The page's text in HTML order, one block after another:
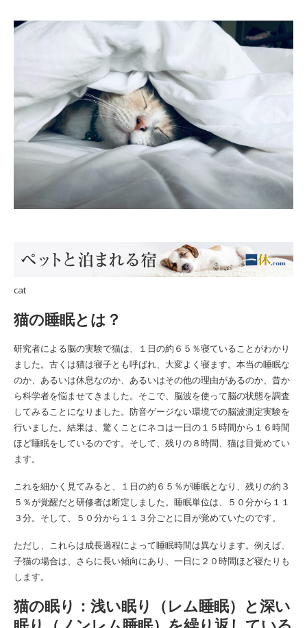
cat
猫の睡眠とは？
研究者による脳の実験で猫は、１日の約６５％寝ていることがわかり
ました。古くは猫は寝子とも呼ばれ、大変よく寝ます。本当の睡眠な
のか、あるいは休息なのか、あるいはその他の理由があるのか、昔か
ら科学者を悩ませてきました。そこで、脳波を使って脳の状態を調査
してみることになりました。防音ゲージない環境での脳波測定実験を
行いました。結果は、驚くことにネコは一日の１５時間から１６時間
ほど睡眠をしているのです。そして、残りの８時間、猫は目覚めてい
ます。
これを細かく見てみると、１日の約６５％が睡眠となり、残りの約３
５％が覚醒だと研修者は断定しました。睡眠単位は、５０分から１１
３分。そして、５０分から１１３分ごとに目が覚めていたのです。
ただし、これらは成長過程によって睡眠時間は異なります。例えば、
子猫の場合は、さらに長い傾向にあり、一日に２０時間ほど寝たりも
します。
猫の眠り：浅い眠り（レム睡眠）と深い